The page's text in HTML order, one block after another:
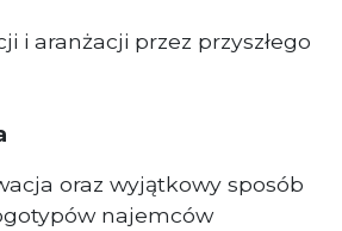
i aranżacji przez przyszłego
oraz wyjątkowy sposób
najemców